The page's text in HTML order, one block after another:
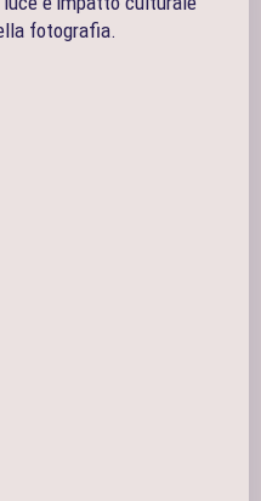
fotografia.